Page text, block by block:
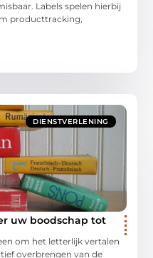
Labels spelen hierbij
producttracking,
DIENSTVERLENING
uw boodschap tot
om het letterlijk vertalen
overbrengen van de